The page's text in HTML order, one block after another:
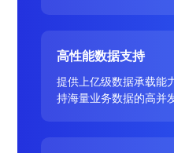
高性能数据支持
提供上亿级数据承载能
持海量业务数据的高并